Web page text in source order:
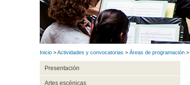
Inicio >Actividades y convocatorias > Áreas de programación >
Presentación
Artes escénicas